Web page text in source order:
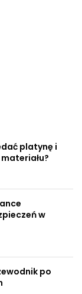
platynę i
w
po